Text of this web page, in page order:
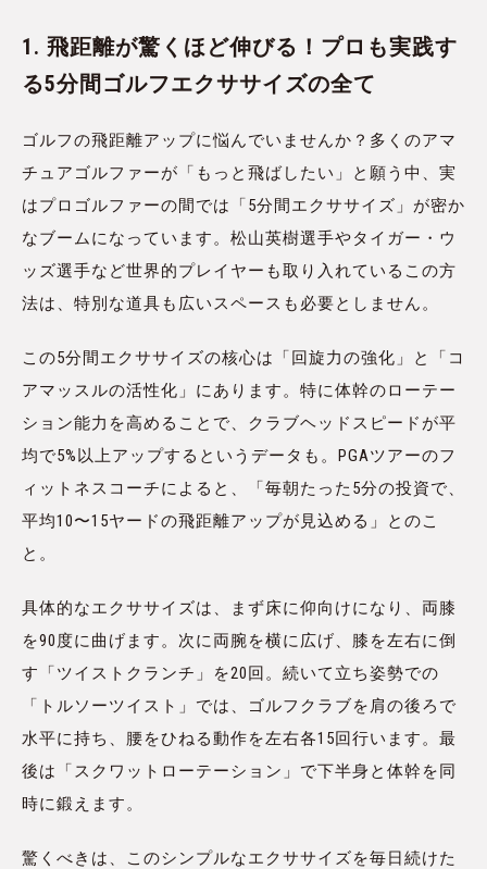
1. 飛距離が驚くほど伸びる！プロも実践す
る5分間ゴルフエクササイズの全て
ゴルフの飛距離アップに悩んでいませんか？多くのアマ
チュアゴルファーが「もっと飛ばしたい」と願う中、実
はプロゴルファーの間では「5分間エクササイズ」が密か
なブームになっています。松山英樹選手やタイガー・ウ
ッズ選手など世界的プレイヤーも取り入れているこの方
法は、特別な道具も広いスペースも必要としません。
この5分間エクササイズの核心は「回旋力の強化」と「コ
アマッスルの活性化」にあります。特に体幹のローテー
ション能力を高めることで、クラブヘッドスピードが平
均で5%以上アップするというデータも。PGAツアーのフ
ィットネスコーチによると、「毎朝たった5分の投資で、
平均10〜15ヤードの飛距離アップが見込める」とのこ
と。
具体的なエクササイズは、まず床に仰向けになり、両膝
を90度に曲げます。次に両腕を横に広げ、膝を左右に倒
す「ツイストクランチ」を20回。続いて立ち姿勢での
「トルソーツイスト」では、ゴルフクラブを肩の後ろで
水平に持ち、腰をひねる動作を左右各15回行います。最
後は「スクワットローテーション」で下半身と体幹を同
時に鍛えます。
驚くべきは、このシンプルなエクササイズを毎日続けた